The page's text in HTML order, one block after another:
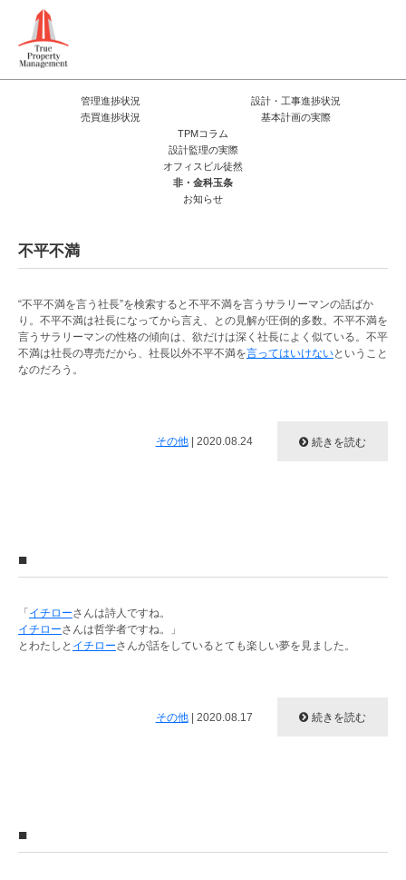
管理進捗状況
設計・工事進捗状況
売買進捗状況
基本計画の実際
TPMコラム
設計監理の実際
オフィスビル徒然
非・金科玉条
お知らせ
不平不満
“不平不満を言う社長”を検索すると不平不満を言うサラリーマンの話ばか
り。不平不満は社長になってから言え、との見解が圧倒的多数。不平不満を
言うサラリーマンの性格の傾向は、欲だけは深く社長によく似ている。不平
不満は社長の専売だから、社長以外不平不満を言ってはいけないということ
なのだろう。
その他| 2020.08.24 続きを読む
■
「イチローさんは詩人ですね。
イチローさんは哲学者ですね。」
とわたしと イチローさんが話をしているとても楽しい夢を見ました。
その他| 2020.08.17 続きを読む
■